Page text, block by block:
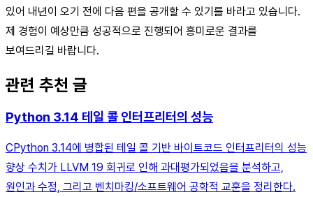
있어 내년이 오기 전에 다음 편을 공개할 수 있기를 바라고 있습니다.
제 경험이 예상만큼 성공적으로 진행되어 흥미로운 결과를
보여드리길 바랍니다.
관련 추천 글
Python 3.14 테일 콜 인터프리터의 성능
CPython 3.14에 병합된 테일 콜 기반 바이트코드 인터프리터의 성능
향상 수치가 LLVM 19 회귀로 인해 과대평가되었음을 분석하고,
원인과 수정, 그리고 벤치마킹/소프트웨어 공학적 교훈을 정리한다.